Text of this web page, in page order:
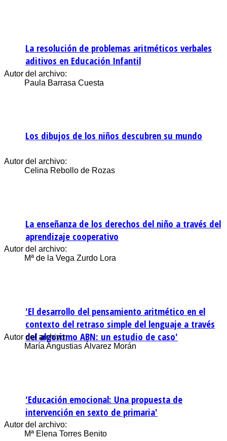
La resolución de problemas aritméticos verbales
aditivos en Educación Infantil
Autor del archivo:
Paula Barrasa Cuesta
Los dibujos de los niños descubren su mundo
Autor del archivo:
Celina Rebollo de Rozas
La enseñanza de los derechos del niño a través del
aprendizaje cooperativo
Autor del archivo:
Mª de la Vega Zurdo Lora
'El desarrollo del pensamiento aritmético en el
contexto del retraso simple del lenguaje a través
del algoritmo ABN: un estudio de caso'
Autor del archivo:
María Angustias Álvarez Morán
'Educación emocional: Una propuesta de
intervención en sexto de primaria'
Autor del archivo:
Mª Elena Torres Benito